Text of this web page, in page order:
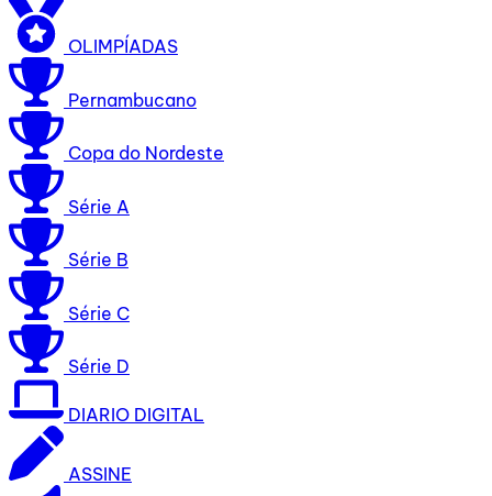
OLIMPÍADAS
Pernambucano
Copa do Nordeste
Série A
Série B
Série C
Série D
DIARIO DIGITAL
ASSINE